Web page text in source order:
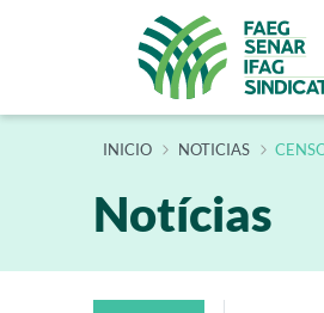
INÍCIO NOTICIAS
Notícias